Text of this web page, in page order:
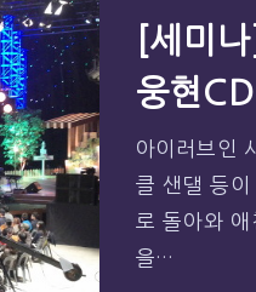
[세미
웅현
아이러브인
클 샌댈 등
로 돌아와
을…